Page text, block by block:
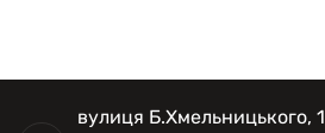
вулиця Б.Хмельницького,